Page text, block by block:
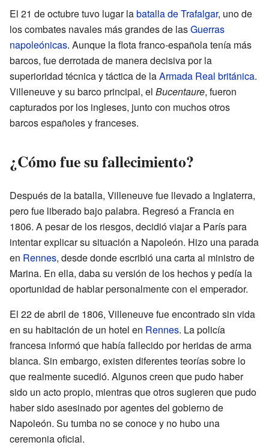
El 21 de octubre tuvo lugar labatalla de Trafalgar, uno de
los combates navales más grandes de lasGuerras
napoleónicas. Aunque la flota franco-española tenía más
barcos, fue derrotada de manera decisiva por la
superioridad técnica y táctica de laArmada Real británica.
Villeneuve y su barco principal, el Bucentaure, fueron
capturados por los ingleses, junto con muchos otros
barcos españoles y franceses.
¿Cómo fue su fallecimiento?
Después de la batalla, Villeneuve fue llevado a Inglaterra,
pero fue liberado bajo palabra. Regresó a Francia en
1806. A pesar de los riesgos, decidió viajar a París para
intentar explicar su situación a Napoleón. Hizo una parada
en Rennes, desde donde escribió una carta al ministro de
Marina. En ella, daba su versión de los hechos y pedía la
oportunidad de hablar personalmente con el emperador.
El 22 de abril de 1806, Villeneuve fue encontrado sin vida
en su habitación de un hotel en Rennes. La policía
francesa informó que había fallecido por heridas de arma
blanca. Sin embargo, existen diferentes teorías sobre lo
que realmente sucedió. Algunos creen que pudo haber
sido un acto propio, mientras que otros sugieren que pudo
haber sido asesinado por agentes del gobierno de
Napoleón. Su tumba no se conoce y no hubo una
ceremonia oficial.